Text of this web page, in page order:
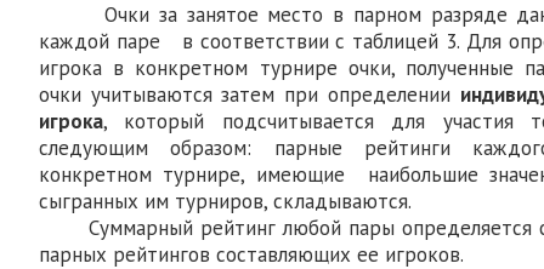
Очки за занятое место в парном разряде
каждой паре в соответствии с таблицей 3. Для
игрока в конкретном турнире очки, полученные
очки учитываются затем при определении
игрока, который подсчитывается для участия
следующим образом: парные рейтинги
конкретном турнире, имеющие наибольшие
сыгранных им турниров, складываются.
Суммарный рейтинг любой пары определяется
парных рейтингов составляющих ее игроков.